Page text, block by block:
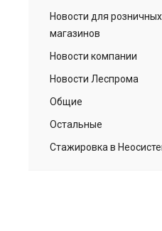
Новости для розничных
магазинов
Новости компании
Новости Леспрома
Общие
Остальные
Стажировка в